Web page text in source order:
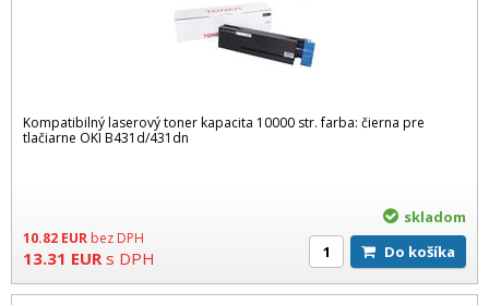
Kompatibilný laserový toner kapacita 10000 str. farba: čierna pre
tlačiarne OKI B431d/431dn
10.82 EUR bez DPH
13.31 EUR s DPH
skladom
Do košíka